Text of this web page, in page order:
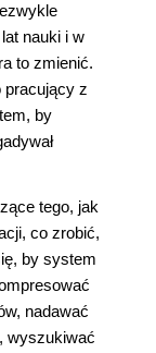
nauki i w
to zmienić.
pracujący z
by
tego, jak
co zrobić,
by system
nadawać
wyszukiwać